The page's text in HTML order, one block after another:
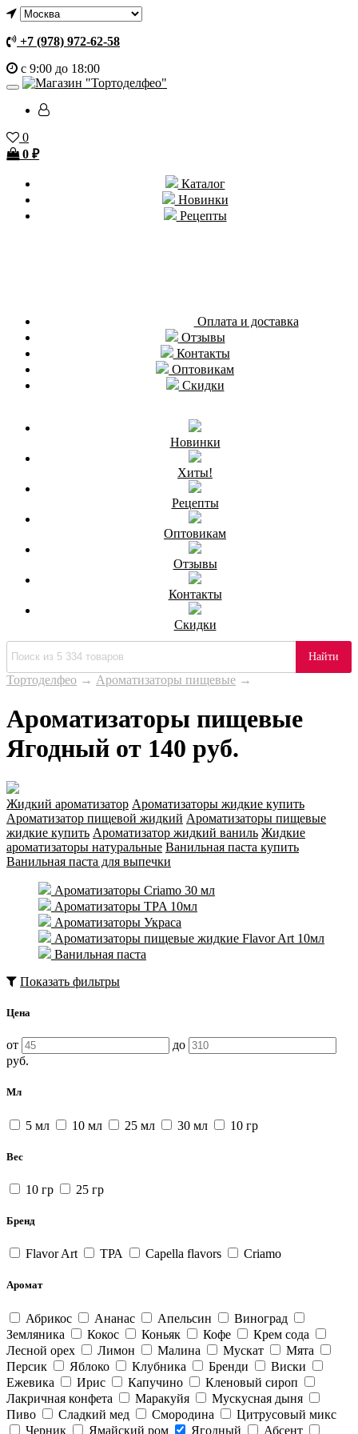
+7 (978) 972-62-58
с 9:00 до 18:00
0
0 ₽
Каталог
Новинки
Рецепты
Оплата и доставка
Отзывы
Контакты
Оптовикам
Скидки
Новинки
Хиты!
Рецепты
Оптовикам
Отзывы
Контакты
Скидки
Найти
Тортоделфео → Ароматизаторы пищевые →
Ароматизаторы пищевые
Ягодный от 140 руб.
Жидкий ароматизатор Ароматизаторы жидкие купить
Ароматизатор пищевой жидкий Ароматизаторы пищевые
жидкие купить Ароматизатор жидкий ваниль Жидкие
ароматизаторы натуральные Ванильная паста купить
Ванильная паста для выпечки
Ароматизаторы Criamo 30 мл
Ароматизаторы TPA 10мл
Ароматизаторы Украса
Ароматизаторы пищевые жидкие Flavor Art 10мл
Ванильная паста
Показать фильтры
Цена
от
до
руб.
Мл
5 мл 10 мл 25 мл 30 мл 10 гр
Вес
10 гр 25 гр
Бренд
Flavor Art ТРА Capella flavors Criamo
Аромат
Абрикос Ананас Апельсин
Виноград
Земляника
Кокос Коньяк Кофе
Крем сода
Лесной орех
Лимон Малина Мускат
Мята
Персик
Яблоко Клубника Бренди
Виски
Ежевика
Ирис Капучино
Кленовый сироп
Лакричная конфета
Маракуйя
Мускусная дыня
Пиво
Сладкий мед Смородина
Цитрусовый микс
Черник
Ямайский ром Ягодный Абсент